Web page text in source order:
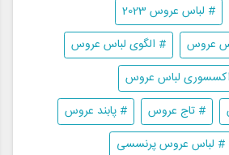
# لباس عروس 2023
عروس
# الگوی لباس عروس
لباس عروس
# تاج عروس
# پابند عروس
# لباس عروس پرنسسی